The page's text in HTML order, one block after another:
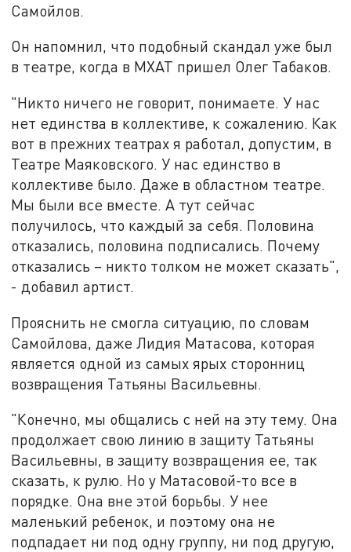
Самойлов.
Он напомнил, что подобный скандал уже был
в театре, когда в МХАТ пришел Олег Табаков.
"Никто ничего не говорит, понимаете. У нас
нет единства в коллективе, к сожалению. Как
вот в прежних театрах я работал, допустим, в
Театре Маяковского. У нас единство в
коллективе было. Даже в областном театре.
Мы были все вместе. А тут сейчас
получилось, что каждый за себя. Половина
отказались, половина подписались. Почему
отказались – никто толком не может сказать",
- добавил артист.
Прояснить не смогла ситуацию, по словам
Самойлова, даже Лидия Матасова, которая
является одной из самых ярых сторонниц
возвращения Татьяны Васильевны.
"Конечно, мы общались с ней на эту тему. Она
продолжает свою линию в защиту Татьяны
Васильевны, в защиту возвращения ее, так
сказать, к рулю. Но у Матасовой-то все в
порядке. Она вне этой борьбы. У нее
маленький ребенок, и поэтому она не
подпадает ни под одну группу, ни под другую,